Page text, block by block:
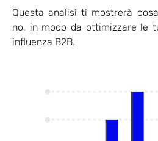
Questa analisi ti mostrerà
no, in modo da ottimizzare le
influenza B2B.